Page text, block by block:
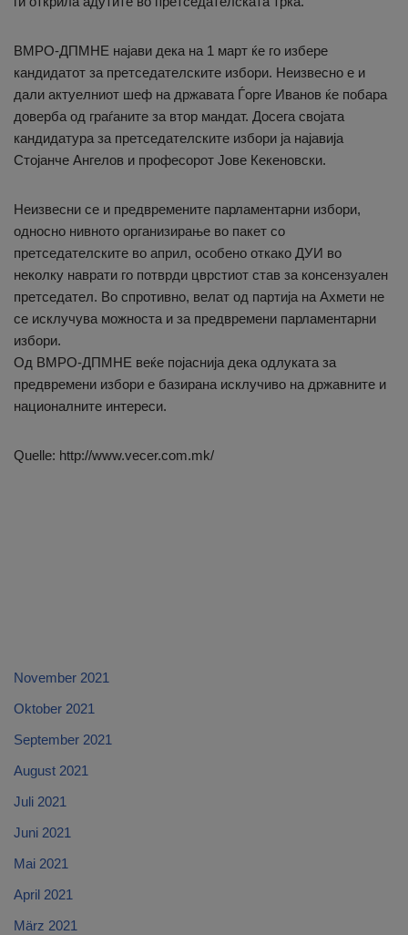
ВМРО-ДПМНЕ најави дека на 1 март ќе го избере
кандидатот за претседателските избори. Неизвесно е и
дали актуелниот шеф на државата Ѓорге Иванов ќе побара
доверба од граѓаните за втор мандат. Досега својата
кандидатура за претседателските избори ја најавија
Стојанче Ангелов и професорот Јове Кекеновски.
Неизвесни се и предвремените парламентарни избори,
односно нивното организирање во пакет со
претседателските во април, особено откако ДУИ во
неколку наврати го потврди цврстиот став за консензуален
претседател. Во спротивно, велат од партија на Ахмети не
се исклучува можноста и за предвремени парламентарни
избори.
Од ВМРО-ДПМНЕ веќе појаснија дека одлуката за
предвремени избори е базирана исклучиво на државните и
националните интереси.
Quelle: http://www.vecer.com.mk/
November 2021
Oktober 2021
September 2021
August 2021
Juli 2021
Juni 2021
Mai 2021
April 2021
März 2021